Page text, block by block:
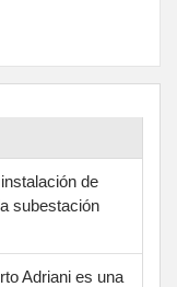
de
subestación
Adriani es una